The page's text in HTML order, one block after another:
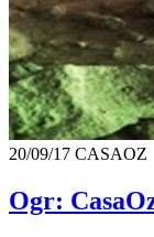
20/09/17 CASAOZ
Ogr: